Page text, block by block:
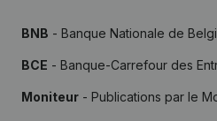
BNB - Banque Nationale de
BCE - Banque-Carrefour des
Moniteur - Publications par le